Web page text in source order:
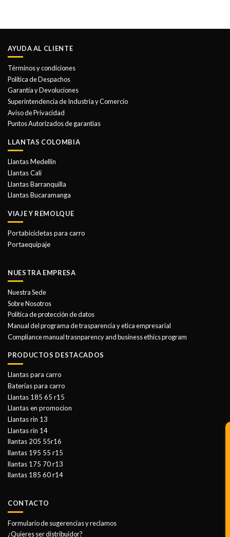
múltiples
Las
pueden
elegir
en
la
página
de
AYUDA AL CLIENTE
Términos y condiciones
Política de Despachos
Garantía y Devoluciones
Superintendencia de Industria y Comercio
Aviso de Privacidad
Puntos Autorizados de garantias
LLANTAS COLOMBIA
Llantas Medellin
Llantas Cali
Llantas Barranquilla
Llantas Bucaramanga
VIAJE Y REMOLQUE
Portabicicletas para carro
Portaequipaje
NUESTRA EMPRESA
Nuestra Sede
Sobre Nosotros
Politica de protección de datos
Manual del programa de trasparencia y etica empresarial
Compliance manual trasnparency and business ethics program
PRODUCTOS DESTACADOS
Llantas para carro
Baterías para carro
Llantas 185 65 r15
Llantas en promocion
Llantas rin 13
Llantas rin 14
llantas 205 55r16
llantas 195 55 r15
llantas 175 70 r13
llantas 185 60 r14
CONTACTO
Formulario de sugerencias y reclamos
¿Quieres ser distribuidor?